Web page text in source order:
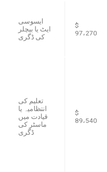
$
97،270
ایسوسی
ایٹ یا بیچلر
کی ڈگری
$
89،540
تعلیم کی
انتظامیہ یا
قیادت میں
ماسٹر کی
ڈگری